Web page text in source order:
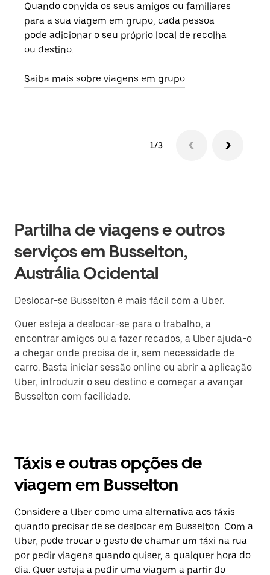
Quando convida os seus amigos ou familiares
para a sua viagem em grupo, cada pessoa
pode adicionar o seu próprio local de recolha
ou destino.
Saiba mais sobre viagens em grupo
1/3
Partilha de viagens e outros
serviços em Busselton,
Austrália Ocidental
Deslocar-se Busselton é mais fácil com a Uber.
Quer esteja a deslocar-se para o trabalho, a
encontrar amigos ou a fazer recados, a Uber ajuda-o
a chegar onde precisa de ir, sem necessidade de
carro. Basta iniciar sessão online ou abrir a aplicação
Uber, introduzir o seu destino e começar a avançar
Busselton com facilidade.
Táxis e outras opções de
viagem em Busselton
Considere a Uber como uma alternativa aos táxis
quando precisar de se deslocar em Busselton. Com a
Uber, pode trocar o gesto de chamar um táxi na rua
por pedir viagens quando quiser, a qualquer hora do
dia. Quer esteja a pedir uma viagem a partir do